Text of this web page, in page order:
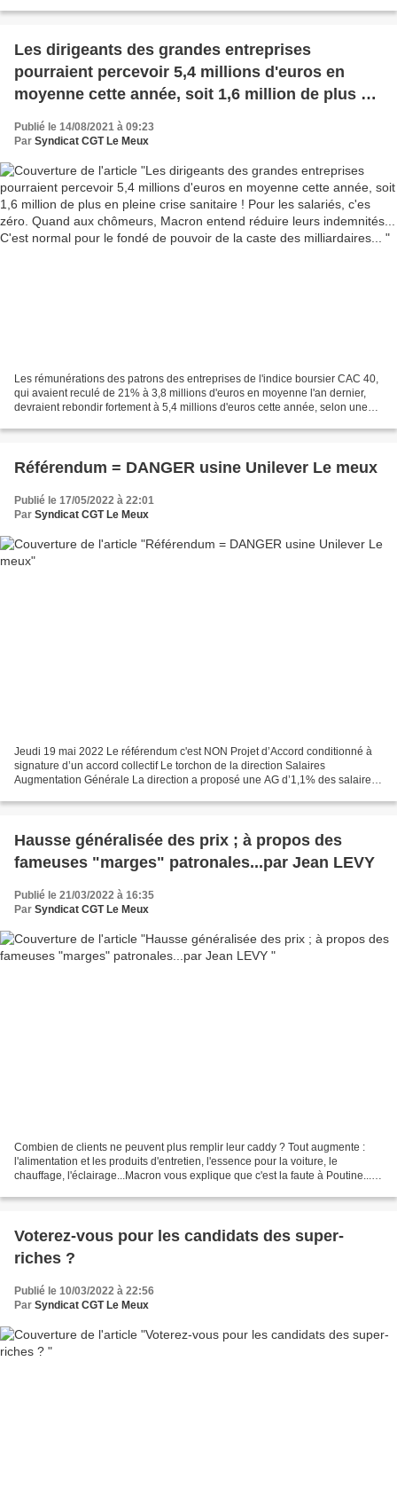
Les dirigeants des grandes entreprises
pourraient percevoir 5,4 millions d'euros en
moyenne cette année, soit 1,6 million de plus en
pleine crise sanitaire ! Pour les salariés, c'es
zéro. Quand aux chômeurs, Macron entend
fondé de pouvoir de la caste des milliardaires...
Publié le 14/08/2021 à 09:23
Par Syndicat CGT Le Meux
Les rémunérations des patrons des entreprises de l'indice boursier CAC 40,
qui avaient reculé de 21% à 3,8 millions d'euros en moyenne l'an dernier,
devraient rebondir fortement à 5,4 millions d'euros cette année, selon une
Référendum = DANGER usine Unilever Le meux
Publié le 17/05/2022 à 22:01
Par Syndicat CGT Le Meux
Jeudi 19 mai 2022 Le référendum c'est NON Projet d’Accord conditionné à
signature d’un accord collectif Le torchon de la direction Salaires
Augmentation Générale La direction a proposé une AG d’1,1% des salaires
Hausse généralisée des prix ; à propos des
fameuses "marges" patronales...par Jean LEVY
Publié le 21/03/2022 à 16:35
Par Syndicat CGT Le Meux
Combien de clients ne peuvent plus remplir leur caddy ? Tout augmente :
l'alimentation et les produits d'entretien, l'essence pour la voiture, le
chauffage, l'éclairage...Macron vous explique que c'est la faute à Poutine...Et
Voterez-vous pour les candidats des super-
riches ?
Publié le 10/03/2022 à 22:56
Par Syndicat CGT Le Meux